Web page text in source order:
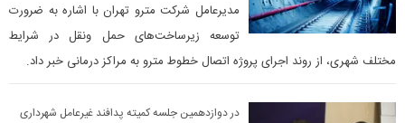
مدیرعامل شرکت مترو تهران با اشاره به ضرورت
توسعه زیرساخت‌های حمل ونقل در شرایط
مختلف شهری، از روند اجرای پروژه اتصال خطوط مترو به مراکز درمانی خبر داد.
در دوازدهمین جلسه کمیته پدافند غیرعامل شهرداری